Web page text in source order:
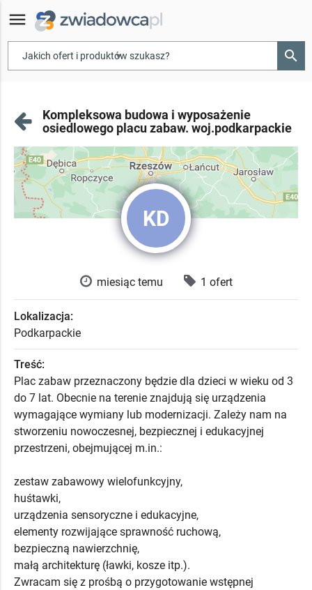
menu
▾ search
Kompleksowa budowa i wyposażenie
osiedlowego placu zabaw. woj.podkarpackie
KD
miesiąc temu 1 ofert
Lokalizacja:
Podkarpackie
Treść:
Plac zabaw przeznaczony będzie dla dzieci w wieku od 3
do 7 lat. Obecnie na terenie znajdują się urządzenia
wymagające wymiany lub modernizacji. Zależy nam na
stworzeniu nowoczesnej, bezpiecznej i edukacyjnej
przestrzeni, obejmującej m.in.:
zestaw zabawowy wielofunkcyjny,
huśtawki,
urządzenia sensoryczne i edukacyjne,
elementy rozwijające sprawność ruchową,
bezpieczną nawierzchnię,
małą architekturę (ławki, kosze itp.).
Zwracam się z prośbą o przygotowanie wstępnej